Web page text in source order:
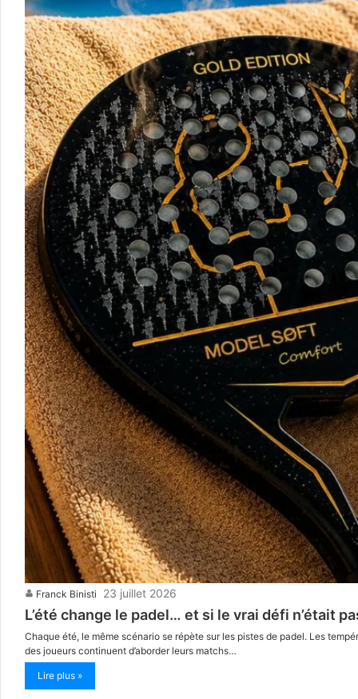
Franck Binisti 23 juillet 2026
L’été change le padel… et si le vrai défi n’était
Chaque été, le même scénario se répète sur les pistes de padel. Les
des joueurs continuent d’aborder leurs matchs…
Lire plus »